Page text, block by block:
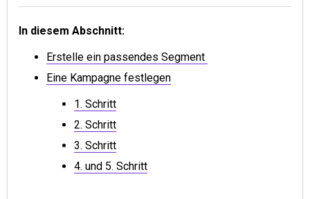
In diesem Abschnitt:
Erstelle ein passendes Segment
Eine Kampagne festlegen
1. Schritt
2. Schritt
3. Schritt
4. und 5. Schritt